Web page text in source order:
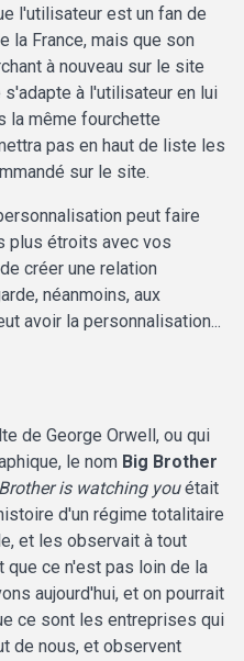
l'utilisateur est un fan de
la France, mais que son
à nouveau sur le site
à l'utilisateur en lui
la même fourchette
pas en haut de liste les
sur le site.
peut faire
plus étroits avec vos
créer une relation
néanmoins, aux
avoir la personnalisation...
de George Orwell, ou qui
le nom Big Brother
is watching youétait
d'un régime totalitaire
et les observait à tout
que ce n'est pas loin de la
aujourd'hui, et on pourrait
ce sont les entreprises qui
de nous, et observent